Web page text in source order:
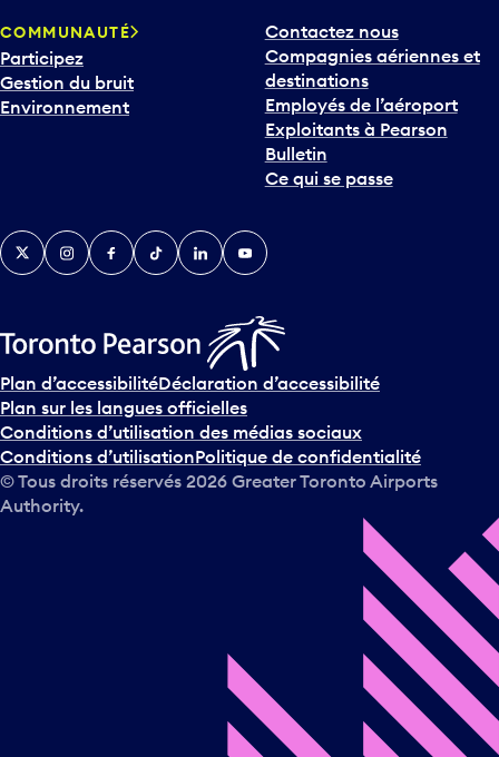
COMMUNAUTÉ
Participez
Gestion du bruit
Environnement
Contactez nous
Compagnies aériennes et
destinations
Employés de l’aéroport
Exploitants à Pearson
Bulletin
Ce qui se passe
TwitterInstagramFacebook
TikTokLinkedInYouTube
Plan d’accessibilitéDéclaration d’accessibilité
Plan sur les langues officielles
Conditions d’utilisation des médias sociaux
Conditions d’utilisationPolitique de confidentialité
© Tous droits réservés 2026 Greater Toronto Airports
Authority.